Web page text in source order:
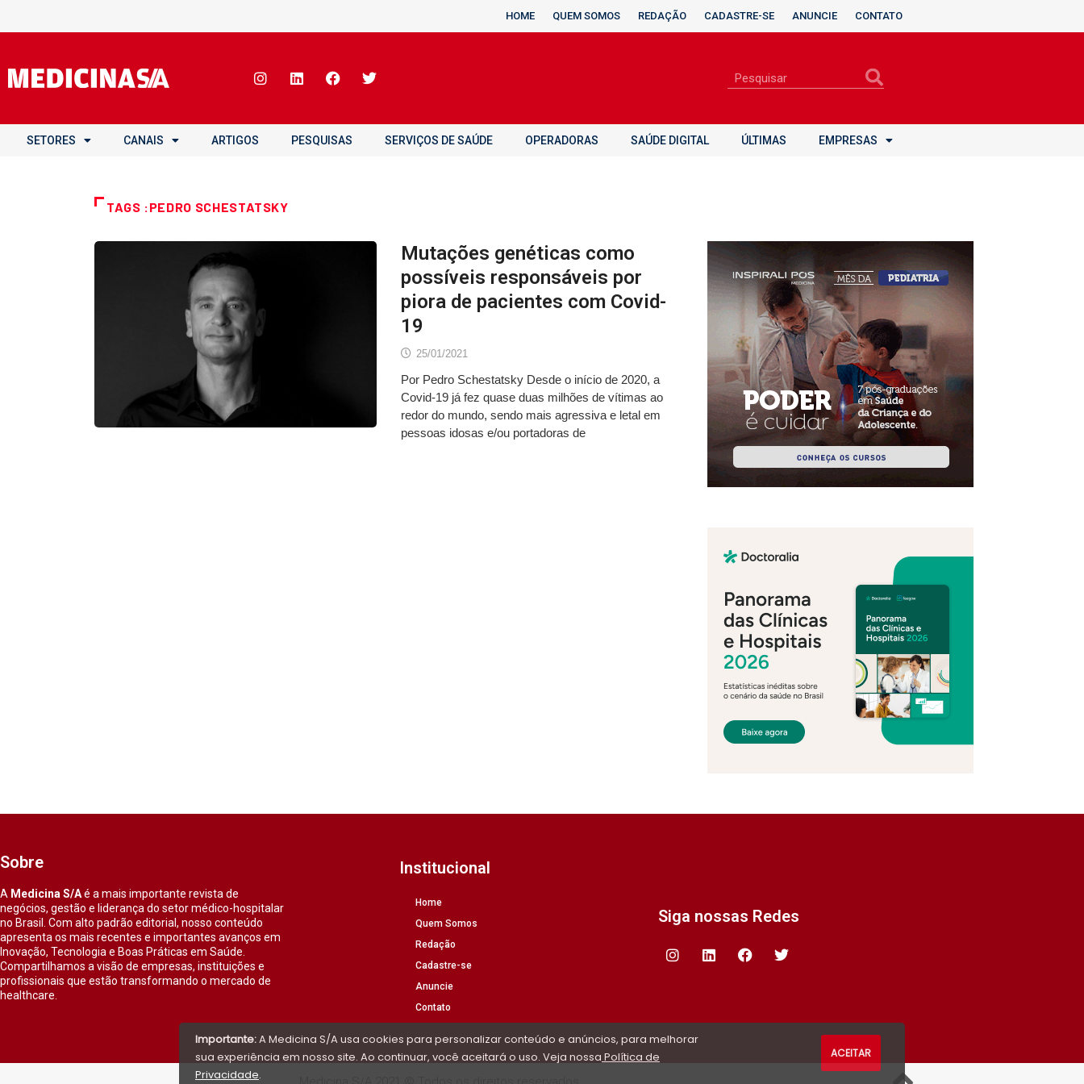
HOME QUEM SOMOS REDAÇÃO CADASTRE-SE ANUNCIE CONTATO
SETORES CANAIS ARTIGOS PESQUISAS SERVIÇOS DE SAÚDE OPERADORAS SAÚDE DIGITAL ÚLTIMAS EMPRESAS
TAGS :PEDRO SCHESTATSKY
Mutações genéticas como
possíveis responsáveis por
piora de pacientes com Covid-
19
25/01/2021
Por Pedro Schestatsky Desde o início de 2020, a
Covid-19 já fez quase duas milhões de vítimas ao
redor do mundo, sendo mais agressiva e letal em
pessoas idosas e/ou portadoras de
Sobre
A Medicina S/Aé a mais importante revista de
negócios, gestão e liderança do setor médico-hospitalar
no Brasil. Com alto padrão editorial, nosso conteúdo
apresenta os mais recentes e importantes avanços em
Inovação, Tecnologia e Boas Práticas em Saúde.
Compartilhamos a visão de empresas, instituições e
profissionais que estão transformando o mercado de
healthcare.
Institucional
Home
Quem Somos
Redação
Cadastre-se
Anuncie
Contato
Siga nossas Redes
Importante:A Medicina S/A usa cookies para personalizar conteúdo e anúncios, para melhorar
sua experiência em nosso site. Ao continuar, você aceitará o uso. Veja nossa Política de
Privacidade.
ACEITAR